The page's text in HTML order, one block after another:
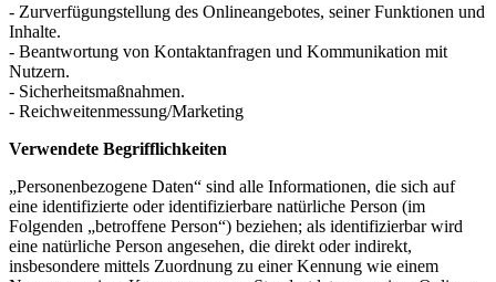
- Zurverfügungstellung des Onlineangebotes, seiner Funktionen und
Inhalte.
- Beantwortung von Kontaktanfragen und Kommunikation mit
Nutzern.
- Sicherheitsmaßnahmen.
- Reichweitenmessung/Marketing
Verwendete Begrifflichkeiten
„Personenbezogene Daten“ sind alle Informationen, die sich auf
eine identifizierte oder identifizierbare natürliche Person (im
Folgenden „betroffene Person“) beziehen; als identifizierbar wird
eine natürliche Person angesehen, die direkt oder indirekt,
insbesondere mittels Zuordnung zu einer Kennung wie einem